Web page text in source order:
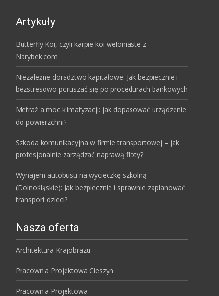
Artykuły
Butterfly Koi, czyli karpie koi weloniaste z
Narybek.com
Niezależne doradztwo kapitałowe: Jak bezpiecznie i
bezstresowo poruszać się po procedurach bankowych
Metraż a moc klimatyzacji: jak dopasować urządzenie
do powierzchni?
Szkoda komunikacyjna w firmie transportowej – jak
profesjonalnie zarządzać naprawą floty?
Wynajem autobusu na wycieczkę szkolną
(Dolnośląskie): Jak bezpiecznie i sprawnie zaplanować
transport dzieci?
Nasza oferta
Architektura Krajobrazu
Pracownia Projektowa Cieszyn
Pracownia Projektowa